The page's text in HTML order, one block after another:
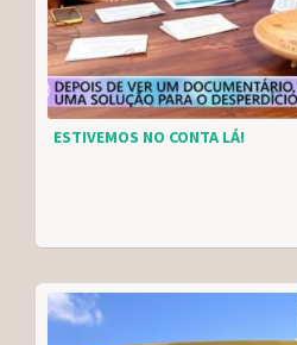
ESTIVEMOS NO CONTA LÁ!